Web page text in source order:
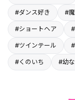
#ダンス好き #
#ショートヘア
#ツインテール
#くのいち #幼